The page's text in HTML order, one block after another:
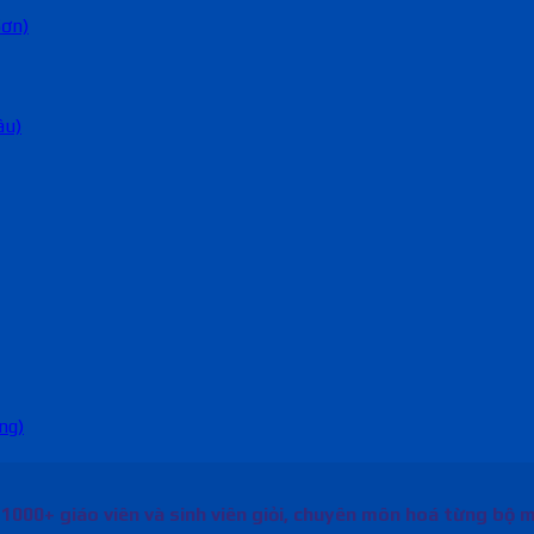
giáo viên và sinh viên giỏi, chuyên môn hoá từng bộ